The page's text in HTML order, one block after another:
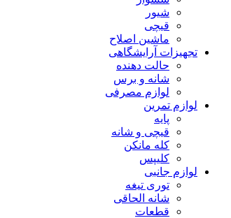
شیور
قیچی
ماشین اصلاح
تجهیزات آرایشگاهی
حالت دهنده
شانه و برس
لوازم مصرفی
لوازم تمرین
پایه
قیچی و شانه
کله مانکن
کلیپس
لوازم جانبی
توری تیغه
شانه الحاقی
قطعات